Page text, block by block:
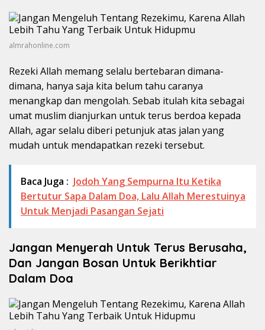
almrahonline.com
Rezeki Allah memang selalu bertebaran dimana-
dimana, hanya saja kita belum tahu caranya
menangkap dan mengolah. Sebab itulah kita sebagai
umat muslim dianjurkan untuk terus berdoa kepada
Allah, agar selalu diberi petunjuk atas jalan yang
mudah untuk mendapatkan rezeki tersebut.
Baca Juga : Jodoh Yang Sempurna Itu Ketika
Bertutur Sapa Dalam Doa, Lalu Allah Merestuinya
Untuk Menjadi Pasangan Sejati
Jangan Menyerah Untuk Terus Berusaha,
Dan Jangan Bosan Untuk Berikhtiar
Dalam Doa